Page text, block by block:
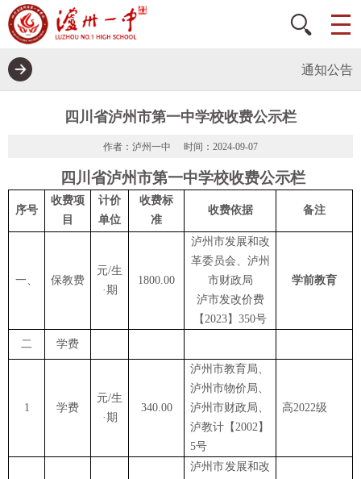
通知公告
四川省泸州市第一中学校收费公示栏
作者：泸州一中 时间：2024-09-07
四川省泸州市第一中学校收费公示栏
序号
收费项
目
计价
单位
收费标
准
收费依据 备注
一、 保教费
元/生
·期
1800.00
泸州市发展和改
革委员会、泸州
市财政局
泸市发改价费
【2023】350号
学前教育
二 学费
1 学费
元/生
·期
340.00
泸州市教育局、
泸州市物价局、
泸州市财政局、
泸教计【2002】
5号
高2022级
泸州市发展和改